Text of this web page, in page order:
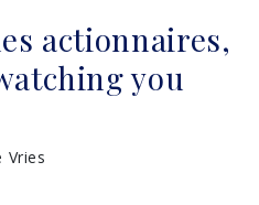
actionnaires,
you
Vries